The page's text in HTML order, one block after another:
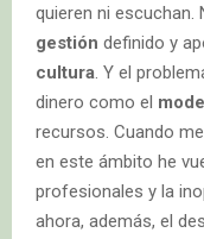
quieren ni escuchan.
gestión definido y
cultura. Y el
dinero como el
recursos. Cuando
en este ámbito he
profesionales y la
ahora, además, el